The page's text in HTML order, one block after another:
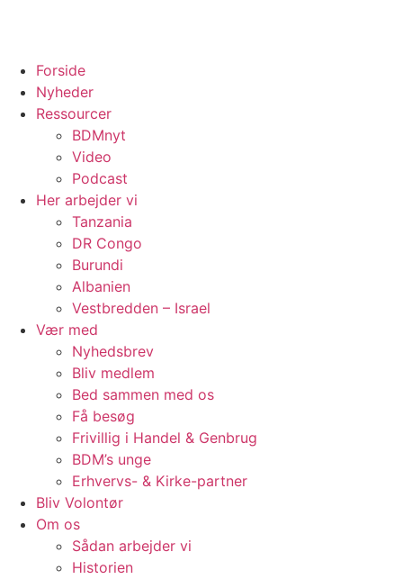
Forside
Nyheder
Ressourcer
BDMnyt
Video
Podcast
Her arbejder vi
Tanzania
DR Congo
Burundi
Albanien
Vestbredden – Israel
Vær med
Nyhedsbrev
Bliv medlem
Bed sammen med os
Få besøg
Frivillig i Handel & Genbrug
BDM’s unge
Erhvervs- & Kirke-partner
Bliv Volontør
Om os
Sådan arbejder vi
Historien